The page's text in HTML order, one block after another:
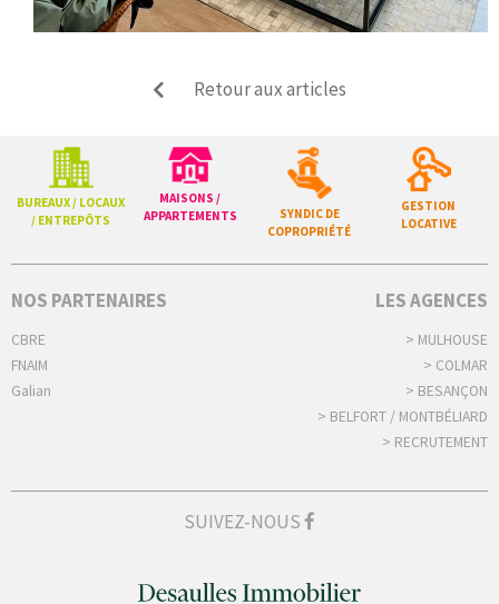
Retour aux articles
BUREAUX / LOCAUX
/ ENTREPÔTS
MAISONS /
APPARTEMENTS
SYNDIC DE
COPROPRIÉTÉ
GESTION
LOCATIVE
NOS PARTENAIRES
CBRE
FNAIM
Galian
LES AGENCES
> MULHOUSE
> COLMAR
> BESANÇON
> BELFORT / MONTBÉLIARD
> RECRUTEMENT
SUIVEZ-NOUS